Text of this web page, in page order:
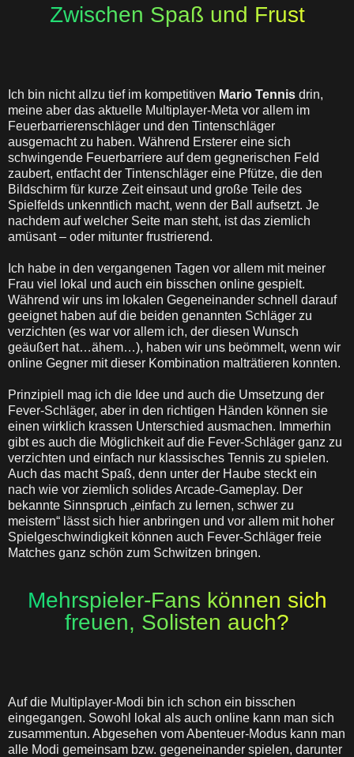
Zwischen Spaß und Frust
Ich bin nicht allzu tief im kompetitiven Mario Tennis drin,
meine aber das aktuelle Multiplayer-Meta vor allem im
Feuerbarrierenschläger und den Tintenschläger
ausgemacht zu haben. Während Ersterer eine sich
schwingende Feuerbarriere auf dem gegnerischen Feld
zaubert, entfacht der Tintenschläger eine Pfütze, die den
Bildschirm für kurze Zeit einsaut und große Teile des
Spielfelds unkenntlich macht, wenn der Ball aufsetzt. Je
nachdem auf welcher Seite man steht, ist das ziemlich
amüsant – oder mitunter frustrierend.
Ich habe in den vergangenen Tagen vor allem mit meiner
Frau viel lokal und auch ein bisschen online gespielt.
Während wir uns im lokalen Gegeneinander schnell darauf
geeignet haben auf die beiden genannten Schläger zu
verzichten (es war vor allem ich, der diesen Wunsch
geäußert hat…ähem…), haben wir uns beömmelt, wenn wir
online Gegner mit dieser Kombination malträtieren konnten.
Prinzipiell mag ich die Idee und auch die Umsetzung der
Fever-Schläger, aber in den richtigen Händen können sie
einen wirklich krassen Unterschied ausmachen. Immerhin
gibt es auch die Möglichkeit auf die Fever-Schläger ganz zu
verzichten und einfach nur klassisches Tennis zu spielen.
Auch das macht Spaß, denn unter der Haube steckt ein
nach wie vor ziemlich solides Arcade-Gameplay. Der
bekannte Sinnspruch „einfach zu lernen, schwer zu
meistern“ lässt sich hier anbringen und vor allem mit hoher
Spielgeschwindigkeit können auch Fever-Schläger freie
Matches ganz schön zum Schwitzen bringen.
Mehrspieler-Fans können sich
freuen, Solisten auch?
Auf die Multiplayer-Modi bin ich schon ein bisschen
eingegangen. Sowohl lokal als auch online kann man sich
zusammentun. Abgesehen vom Abenteuer-Modus kann man
alle Modi gemeinsam bzw. gegeneinander spielen, darunter